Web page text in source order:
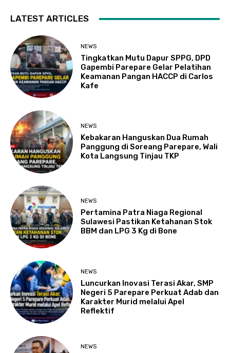
LATEST ARTICLES
NEWS
Tingkatkan Mutu Dapur SPPG, DPD
Gapembi Parepare Gelar Pelatihan
Keamanan Pangan HACCP di Carlos
Kafe
NEWS
Kebakaran Hanguskan Dua Rumah
Panggung di Soreang Parepare, Wali
Kota Langsung Tinjau TKP
NEWS
Pertamina Patra Niaga Regional
Sulawesi Pastikan Ketahanan Stok
BBM dan LPG 3 Kg di Bone
NEWS
Luncurkan Inovasi Terasi Akar, SMP
Negeri 5 Parepare Perkuat Adab dan
Karakter Murid melalui Apel
Reflektif
NEWS